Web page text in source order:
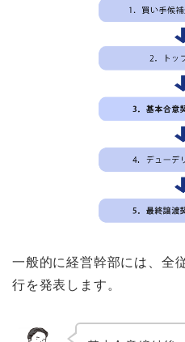
一般的に経営幹部には、全
行を発表します。